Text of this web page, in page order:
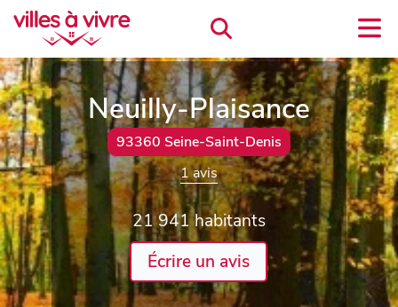
Neuilly-Plaisance
93360 Seine-Saint-Denis
1 avis
21 941 habitants
Écrire un avis